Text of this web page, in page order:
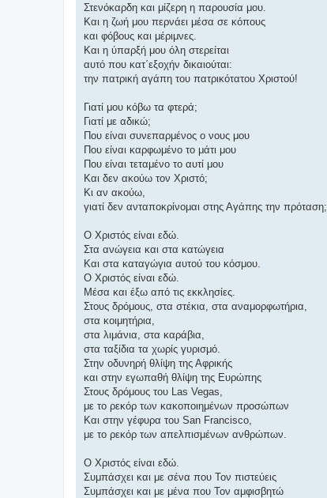
Στενόκαρδη και μίζερη η παρουσία μου.
Και η ζωή μου περνάει μέσα σε κόπους
και φόβους και μέριμνες.
Και η ύπαρξή μου όλη στερείται
αυτό που κατ΄εξοχήν δικαιούται:
την πατρική αγάπη του πατρικότατου Χριστού!
Γιατί μου κόβω τα φτερά;
Γιατί με αδικώ;
Που είναι συνεπαρμένος ο νους μου
Που είναι καρφωμένο το μάτι μου
Που είναι τεταμένο το αυτί μου
Και δεν ακούω τον Χριστό;
Κι αν ακούω,
γιατί δεν ανταποκρίνομαι στης Αγάπης την πρόταση;
Ο Χριστός είναι εδώ.
Στα ανώγεια και στα κατώγεια
Και στα καταγώγια αυτού του κόσμου.
Ο Χριστός είναι εδώ.
Μέσα και έξω από τις εκκλησίες.
Στους δρόμους, στα στέκια, στα αναμορφωτήρια,
στα κοιμητήρια,
στα λιμάνια, στα καράβια,
στα ταξίδια τα χωρίς γυρισμό.
Στην οδυνηρή θλίψη της Αφρικής
και στην εγωπαθή θλίψη της Ευρώπης
Στους δρόμους του Las Vegas,
με το ρεκόρ των κακοποιημένων προσώπων
Και στην γέφυρα του San Francisco,
με το ρεκόρ των απελπισμένων ανθρώπων.
Ο Χριστός είναι εδώ.
Συμπάσχει και με σένα που Τον πιστεύεις
Συμπάσχει και με μένα που Τον αμφισβητώ